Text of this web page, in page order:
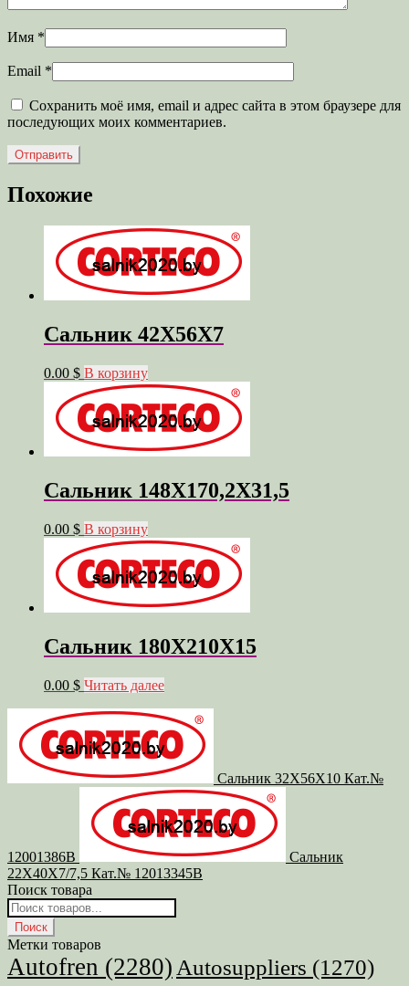
Имя *
Email *
Сохранить моё имя, email и адрес сайта в этом браузере для
последующих моих комментариев.
Похожие
Сальник 42X56X7
0.00 $ В корзину
Сальник 148X170,2X31,5
0.00 $ В корзину
Сальник 180X210X15
0.00 $ Читать далее
Сальник 32X56X10 Кат.№
12001386B
Сальник
22X40X7/7,5 Кат.№ 12013345B
Поиск товара
Поиск
товаров
Поиск
Метки товаров
Autofren (2280) Autosuppliers (1270)